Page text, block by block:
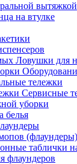
вытяжкой
на втулке
Ловушки для
тележки
Сервисные
уборки
белья
(флаундеры)
таблички
флаундеров